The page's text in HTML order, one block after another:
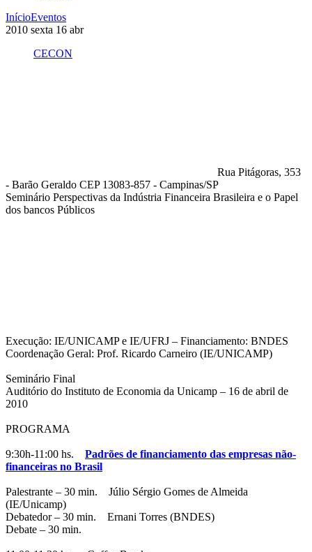
InícioEventos
2010 sexta 16 abr
CECON
Rua Pitágoras, 353
- Barão Geraldo CEP 13083-857 - Campinas/SP
Seminário Perspectivas da Indústria Financeira Brasileira e o Papel
dos bancos Públicos
Execução: IE/UNICAMP e IE/UFRJ – Financiamento: BNDES
Coordenação Geral: Prof. Ricardo Carneiro (IE/UNICAMP)
Seminário Final
Auditório do Instituto de Economia da Unicamp – 16 de abril de
2010
PROGRAMA
9:30h-11:00 hs. Padrões de financiamento das empresas não-
financeiras no Brasil
Palestrante – 30 min. Júlio Sérgio Gomes de Almeida
(IE/Unicamp)
Debatedor – 30 min. Ernani Torres (BNDES)
Debate – 30 min.